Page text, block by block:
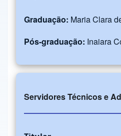
Graduação: Maria Clara
Pós-graduação: Inaiara
Servidores Técnicos e